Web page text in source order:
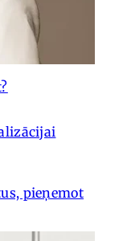
pieņemot